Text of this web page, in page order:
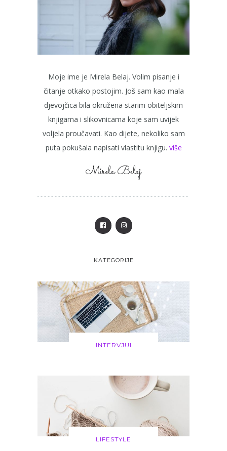
Moje ime je Mirela Belaj. Volim pisanje i
čitanje otkako postojim. Još sam kao mala
djevojčica bila okružena starim obiteljskim
knjigama i slikovnicama koje sam uvijek
voljela proučavati. Kao dijete, nekoliko sam
puta pokušala napisati vlastitu knjigu. više
Mirela Belaj
KATEGORIJE
INTERVJUI
LIFESTYLE